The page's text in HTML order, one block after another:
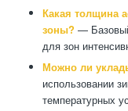
Какая толщина
зоны? —
для зон
Можно ли
использовании
температурных